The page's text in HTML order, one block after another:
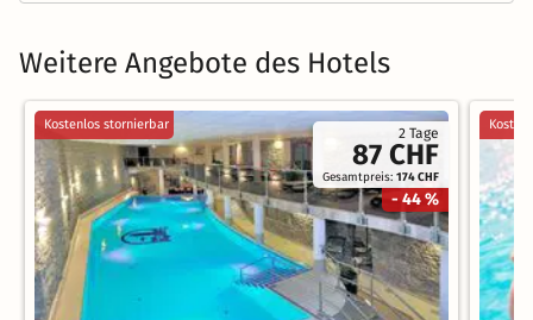
Weitere Angebote des Hotels
2 Tage
87 CHF
Gesamtpreis:174 CHF
- 44 %
Kostenlos stornierbar